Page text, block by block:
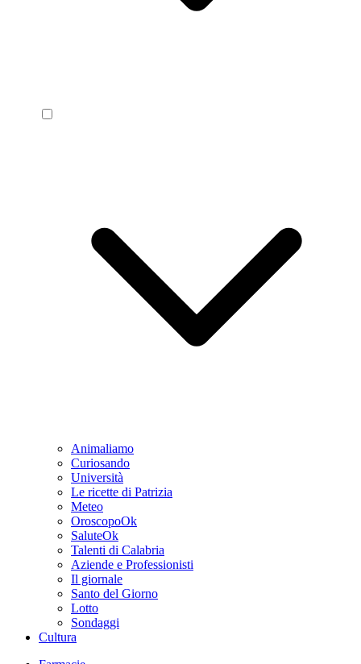
Animaliamo
Curiosando
Università
Le ricette di Patrizia
Meteo
OroscopoOk
SaluteOk
Talenti di Calabria
Aziende e Professionisti
Il giornale
Santo del Giorno
Lotto
Sondaggi
Cultura